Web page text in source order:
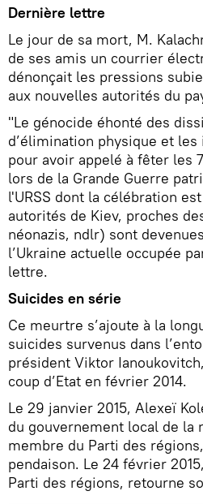
Dernière lettre
Le jour de sa mort, M.
de ses amis un courrier
dénonçait les pressions
aux nouvelles autorités du
"Le génocide éhonté des
d’élimination physique et
pour avoir appelé à fêter les
lors de la Grande Guerre
l'URSS dont la célébration
autorités de Kiev, proches
néonazis, ndlr) sont
l’Ukraine actuelle occupée
lettre.
Suicides en série
Ce meurtre s’ajoute à la
suicides survenus dans
président Viktor
coup d’Etat en février 2014.
Le 29 janvier 2015, Alexeï
du gouvernement local de la
membre du Parti des
pendaison. Le 24 février
Parti des régions, retourne